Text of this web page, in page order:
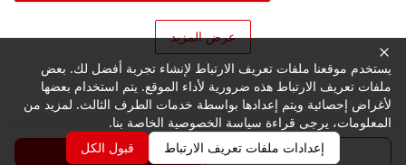
عرض المزيد
الكتيب استفسار
يستخدم موقعنا ملفات تعريف الارتباط لإنشاء تجربة أفضل لك. بعض
ملفات تعريف الارتباط هذه ضرورية لأداء الموقع. يتم استخدام بعضها
لأغراض إحصائية ويتم إعدادها بواسطة خدمات الطرف الثالث. لمزيد من
المعلومات، يرجى قراءة سياسة الخصوصية الخاصة بنا.
إعدادات ملفات تعريف الارتباط
قبول الكل